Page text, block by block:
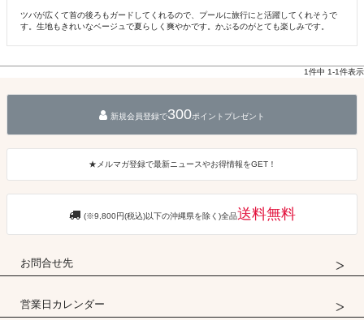
ツバが広くて首の後ろもガードしてくれるので、プールに旅行にと活躍してくれそうで
す。生地もきれいなベージュで夏らしく爽やかです。かぶるのがとても楽しみです。
1件中 1-1件表示
新規会員登録で300ポイントプレゼント
★メルマガ登録で最新ニュースやお得情報をGET！
(※9,800円(税込)以下の沖縄県を除く)全品送料無料
お問合せ先
営業日カレンダー